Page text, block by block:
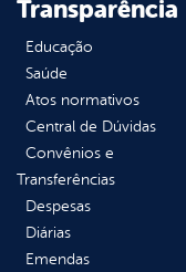
Transparência
Educação
Saúde
Atos normativos
Central de Dúvidas
Convênios e
Transferências
Despesas
Diárias
Emendas